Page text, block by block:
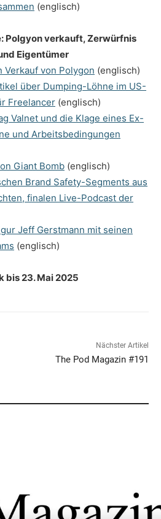
(englisch)
Polgyon verkauft, Zerwürfnis
Eigentümer
von Polygon (englisch)
über Dumping-Löhne im US-
Freelancer (englisch)
Valnet und die Klage eines Ex-
und Arbeitsbedingungen
Giant Bomb (englisch)
Brand Safety-Segments aus
finalen Live-Podcast der
Jeff Gerstmann mit seinen
(englisch)
bis 23. Mai 2025
Nächster Artikel
The Pod Magazin #191